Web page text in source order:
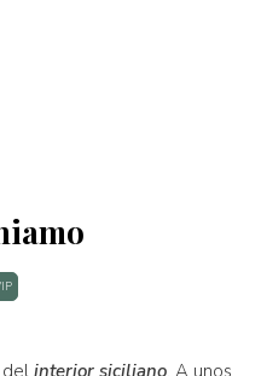
del interior siciliano. A unos